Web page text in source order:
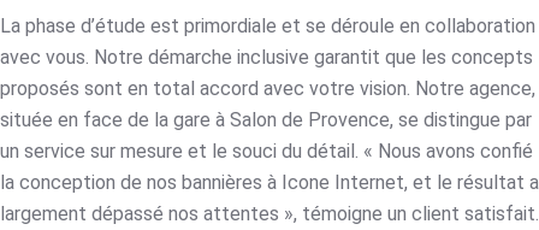
La phase d’étude est primordiale et se déroule en collaboration
avec vous. Notre démarche inclusive garantit que les concepts
proposés sont en total accord avec votre vision. Notre agence,
située en face de la gare à Salon de Provence, se distingue par
un service sur mesure et le souci du détail. « Nous avons confié
la conception de nos bannières à Icone Internet, et le résultat a
largement dépassé nos attentes », témoigne un client satisfait.